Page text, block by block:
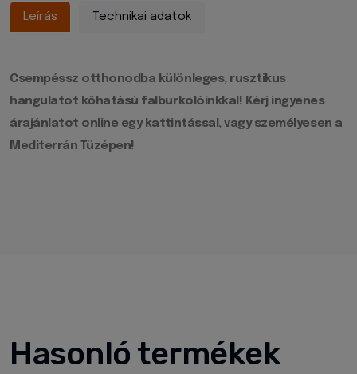
Leírás Technikai adatok
Csempéssz otthonodba különleges, rusztikus
hangulatot kőhatású falburkolóinkkal! Kérj ingyenes
árajánlatot online egy kattintással, vagy személyesen a
Mediterrán Tüzépen!
Hasonló termékek